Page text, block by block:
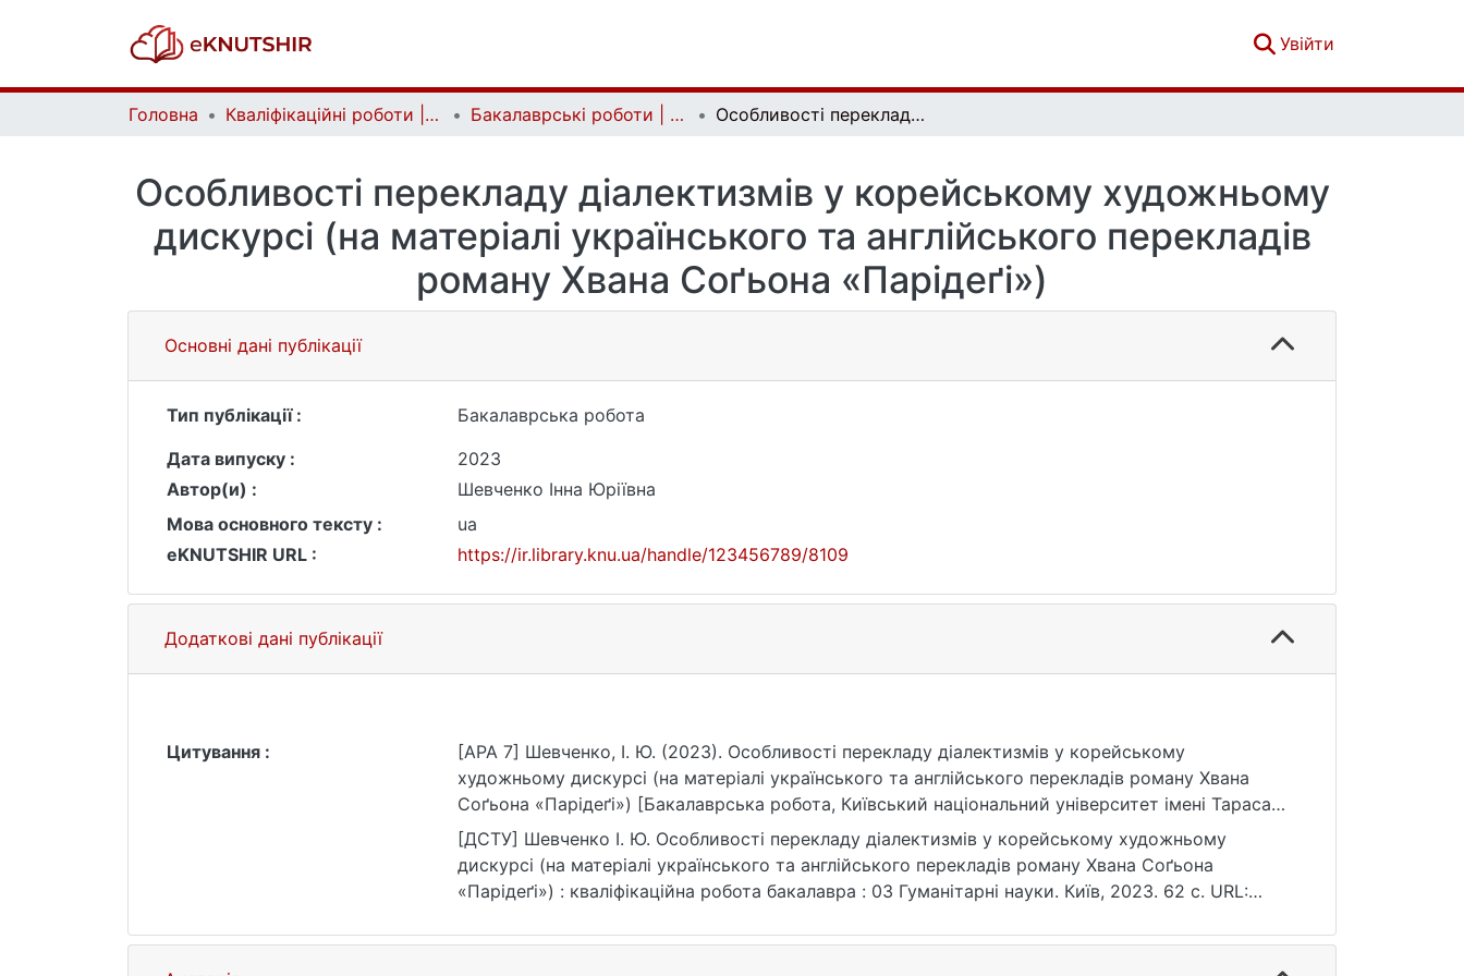
Увійти
Головна Кваліфікаційні роботи | Qualifying works Бакалаврські роботи | Bachelor theses Особливості перекладу діалектизмів у корейському художньому дискурсі (на матеріалі українського та англійського перекладів роману Хвана Соґьона «Парідеґі»)
Особливості перекладу діалектизмів у корейському художньому
дискурсі (на матеріалі українського та англійського перекладів
роману Хвана Соґьона «Парідеґі»)
Основні дані публікації
Тип публікації :
Бакалаврська робота
Дата випуску :
2023
Автор(и) :
Шевченко Інна Юріївна
Мова основного тексту :
ua
eKNUTSHIR URL :
https://ir.library.knu.ua/handle/123456789/8109
Додаткові дані публікації
Цитування :
[APA 7] Шевченко, І. Ю. (2023). Особливості перекладу діалектизмів у корейському
художньому дискурсі (на матеріалі українського та англійського перекладів роману Хвана
Соґьона «Парідеґі») [Бакалаврська робота, Київський національний університет імені Тараса
Шевченка]. eKNUTSHIR. https://ir.library.knu.ua/handle/123456789/8109
[ДСТУ] Шевченко І. Ю. Особливості перекладу діалектизмів у корейському художньому
дискурсі (на матеріалі українського та англійського перекладів роману Хвана Соґьона
«Парідеґі») : кваліфікаційна робота бакалавра : 03 Гуманітарні науки. Київ, 2023. 62 с. URL: